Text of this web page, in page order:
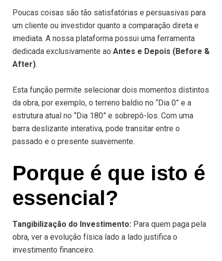
Poucas coisas são tão satisfatórias e persuasivas para
um cliente ou investidor quanto a comparação direta e
imediata. A nossa plataforma possui uma ferramenta
dedicada exclusivamente ao Antes e Depois (Before &
After).
Esta função permite selecionar dois momentos distintos
da obra, por exemplo, o terreno baldio no “Dia 0” e a
estrutura atual no “Dia 180” e sobrepô-los. Com uma
barra deslizante interativa, pode transitar entre o
passado e o presente suavemente.
Porque é que isto é
essencial?
Tangibilização do Investimento: Para quem paga pela
obra, ver a evolução física lado a lado justifica o
investimento financeiro.